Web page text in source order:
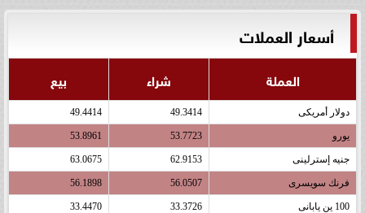
أسعار العملات
العملة شراء بيع
دولار أمريكى 49.3414
49.4414
يورو 53.7723
53.8961
جنيه إسترلينى 62.9153
63.0675
فرنك سويسرى 56.0507
56.1898
100 ين يابانى 33.3726
33.4470